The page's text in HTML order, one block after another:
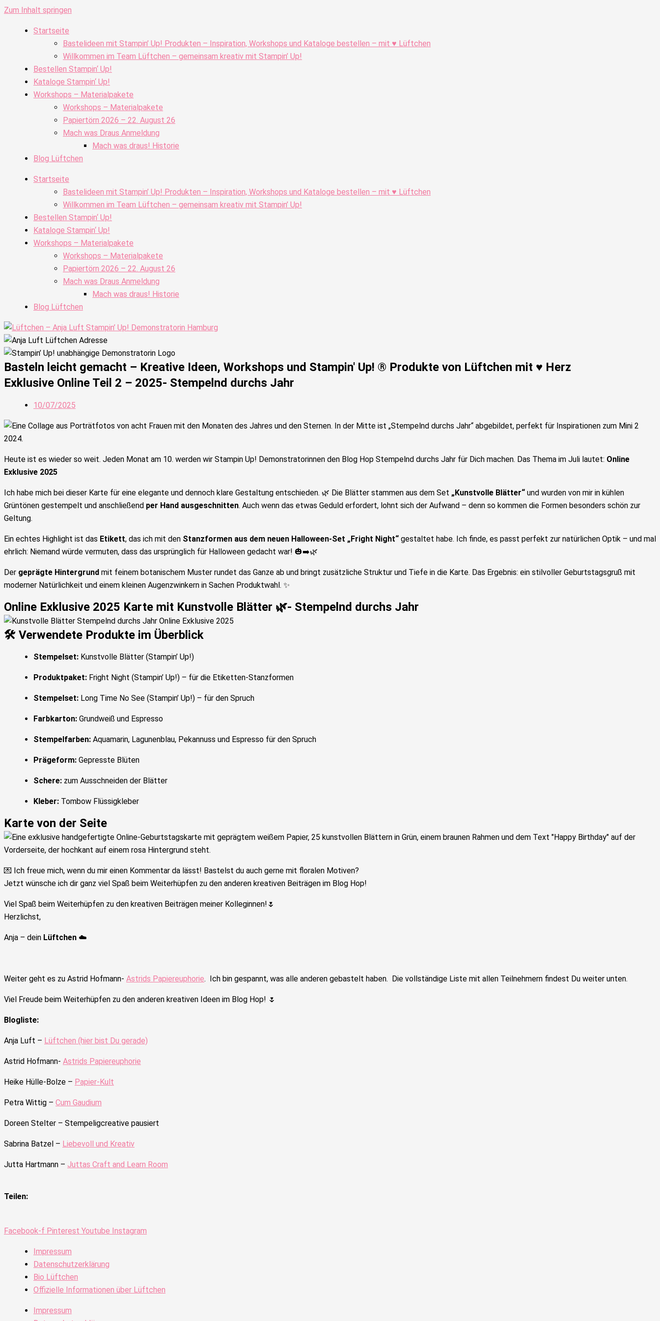
Zum Inhalt springen
Startseite
Bastelideen mit Stampin’ Up! Produkten – Inspiration, Workshops und Kataloge bestellen – mit ♥ Lüftchen
Willkommen im Team Lüftchen – gemeinsam kreativ mit Stampin’ Up!
Bestellen Stampin‘ Up!
Kataloge Stampin‘ Up!
Workshops – Materialpakete
Workshops – Materialpakete
Papiertörn 2026 – 22. August 26
Mach was Draus Anmeldung
Mach was draus! Historie
Blog Lüftchen
Startseite
Bastelideen mit Stampin’ Up! Produkten – Inspiration, Workshops und Kataloge bestellen – mit ♥ Lüftchen
Willkommen im Team Lüftchen – gemeinsam kreativ mit Stampin’ Up!
Bestellen Stampin‘ Up!
Kataloge Stampin‘ Up!
Workshops – Materialpakete
Workshops – Materialpakete
Papiertörn 2026 – 22. August 26
Mach was Draus Anmeldung
Mach was draus! Historie
Blog Lüftchen
Basteln leicht gemacht – Kreative Ideen, Workshops und Stampin' Up! ® Produkte von Lüftchen mit ♥ Herz
Exklusive Online Teil 2 – 2025- Stempelnd durchs Jahr
10/07/2025
Heute ist es wieder so weit. Jeden Monat am 10. werden wir Stampin Up! Demonstratorinnen den Blog Hop Stempelnd durchs Jahr für Dich machen. Das Thema im Juli lautet: Online
Exklusive 2025
Ich habe mich bei dieser Karte für eine elegante und dennoch klare Gestaltung entschieden. 🌿 Die Blätter stammen aus dem Set „Kunstvolle Blätter“ und wurden von mir in kühlen
Grüntönen gestempelt und anschließend per Hand ausgeschnitten. Auch wenn das etwas Geduld erfordert, lohnt sich der Aufwand – denn so kommen die Formen besonders schön zur
Geltung.
Ein echtes Highlight ist das Etikett, das ich mit den Stanzformen aus dem neuen Halloween-Set „Fright Night“ gestaltet habe. Ich finde, es passt perfekt zur natürlichen Optik – und mal
ehrlich: Niemand würde vermuten, dass das ursprünglich für Halloween gedacht war! 🎃➡️🌿
Der geprägte Hintergrund mit feinem botanischem Muster rundet das Ganze ab und bringt zusätzliche Struktur und Tiefe in die Karte. Das Ergebnis: ein stilvoller Geburtstagsgruß mit
moderner Natürlichkeit und einem kleinen Augenzwinkern in Sachen Produktwahl. ✨
Online Exklusive 2025 Karte mit Kunstvolle Blätter 🌿- Stempelnd durchs Jahr
🛠️ Verwendete Produkte im Überblick
Stempelset: Kunstvolle Blätter (Stampin’ Up!)
Produktpaket: Fright Night (Stampin’ Up!) – für die Etiketten-Stanzformen
Stempelset: Long Time No See (Stampin’ Up!) – für den Spruch
Farbkarton: Grundweiß und Espresso
Stempelfarben: Aquamarin, Lagunenblau, Pekannuss und Espresso für den Spruch
Prägeform: Gepresste Blüten
Schere: zum Ausschneiden der Blätter
Kleber: Tombow Flüssigkleber
Karte von der Seite
💌 Ich freue mich, wenn du mir einen Kommentar da lässt! Bastelst du auch gerne mit floralen Motiven?
Jetzt wünsche ich dir ganz viel Spaß beim Weiterhüpfen zu den anderen kreativen Beiträgen im Blog Hop!
Viel Spaß beim Weiterhüpfen zu den kreativen Beiträgen meiner Kolleginnen!🌷
Herzlichst,
Anja – dein Lüftchen ☁️
Weiter geht es zu Astrid Hofmann- Astrids Papiereuphorie. Ich bin gespannt, was alle anderen gebastelt haben. Die vollständige Liste mit allen Teilnehmern findest Du weiter unten.
Viel Freude beim Weiterhüpfen zu den anderen kreativen Ideen im Blog Hop! 🌷
Blogliste:
Anja Luft – Lüftchen (hier bist Du gerade)
Astrid Hofmann- Astrids Papiereuphorie
Heike Hülle-Bolze – Papier-Kult
Petra Wittig – Cum Gaudium
Doreen Stelter – Stempeligcreative pausiert
Sabrina Batzel – Liebevoll und Kreativ
Jutta Hartmann – Juttas Craft and Learn Room
Teilen:
Facebook-f Pinterest Youtube Instagram
Impressum
Datenschutzerklärung
Bio Lüftchen
Offizielle Informationen über Lüftchen
Impressum